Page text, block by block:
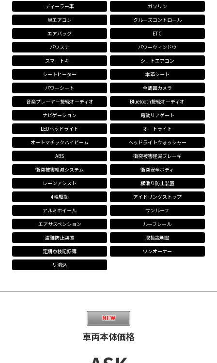
ディーラー車
ガソリン
Wエアコン
クルーズコントロール
エアバッグ
ETC
パワステ
パワーウィンドウ
スマートキー
シートエアコン
シートヒーター
本革シート
パワーシート
全周囲カメラ
音楽プレーヤー接続オーディオ
Bluetooth接続オーディオ
ナビゲーション
電動リアゲート
LEDヘッドライト
オートライト
オートマチックハイビーム
ヘッドライトウォッシャー
ABS
衝突被害軽減ブレーキ
衝突被害軽減システム
衝突安全ボディ
レーンアシスト
横滑り防止装置
4輪駆動
アイドリングストップ
アルミホイール
サンルーフ
エアサスペンション
ルーフレール
盗難防止装置
取扱説明書
定期点検記録簿
ワンオーナー
リ済込
車両本体価格